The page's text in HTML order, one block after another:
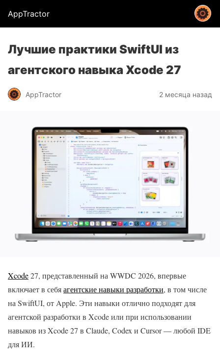
AppTractor
Лучшие практики SwiftUI из
агентского навыка Xcode 27
AppTractor 2 месяца назад
Xcode27, представленный на WWDC 2026, впервые
включает в себяагентские навыки разработки, в том числе
на SwiftUI, от Apple. Эти навыки отлично подходят для
агентской разработки в Xcode или при использовании
навыков из Xcode 27 в Claude, Codex и Cursor — любой IDE
для ИИ.